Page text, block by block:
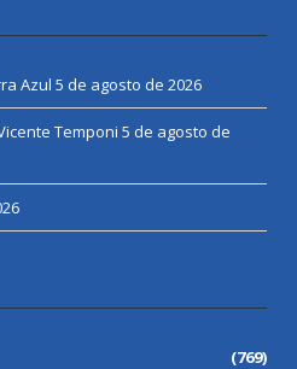
Azul 5 de agosto de 2026
Temponi 5 de agosto de
(769)